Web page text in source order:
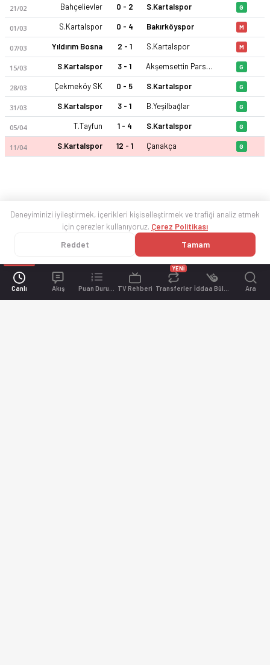
Canlı Akış TV Rehberi Transferler
YENİ
Ara
21/02 Bahçelievler 0 - 2 S.Kartalspor G
01/03 S.Kartalspor 0 - 4 Bakırköyspor M
07/03 Yıldırım Bosna 2 - 1 S.Kartalspor M
15/03 S.Kartalspor 3 - 1 Akşemsettin Parseller G
28/03 Çekmeköy SK 0 - 5 S.Kartalspor G
31/03 S.Kartalspor 3 - 1 B.Yeşilbağlar G
05/04 T.Tayfun 1 - 4 S.Kartalspor G
11/04 S.Kartalspor 12 - 1 Çanakça G
Deneyiminizi iyileştirmek, içerikleri kişiselleştirmek ve trafiği analiz etmek
için çerezler kullanıyoruz. Çerez Politikası
Reddet Tamam